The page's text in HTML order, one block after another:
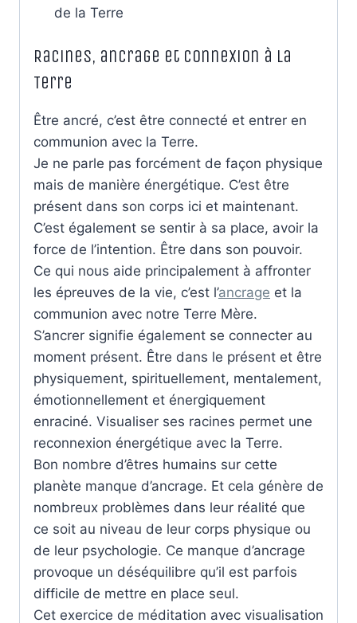
de la Terre
Racines, ancrage et connexion à la
Terre
Être ancré, c’est être connecté et entrer en
communion avec la Terre.
Je ne parle pas forcément de façon physique
mais de manière énergétique. C’est être
présent dans son corps ici et maintenant.
C’est également se sentir à sa place, avoir la
force de l’intention. Être dans son pouvoir.
Ce qui nous aide principalement à affronter
les épreuves de la vie, c’est l’ancrage et la
communion avec notre Terre Mère.
S’ancrer signifie également se connecter au
moment présent. Être dans le présent et être
physiquement, spirituellement, mentalement,
émotionnellement et énergiquement
enraciné. Visualiser ses racines permet une
reconnexion énergétique avec la Terre.
Bon nombre d’êtres humains sur cette
planète manque d’ancrage. Et cela génère de
nombreux problèmes dans leur réalité que
ce soit au niveau de leur corps physique ou
de leur psychologie. Ce manque d’ancrage
provoque un déséquilibre qu’il est parfois
difficile de mettre en place seul.
Cet exercice de méditation avec visualisation